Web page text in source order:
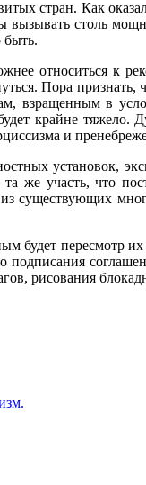
стран. Как
вызывать столь
быть.
относиться к
Пора
взращенным в
крайне тяжело.
и
установок,
же участь, что
существующих
будет пересмотр
рисования